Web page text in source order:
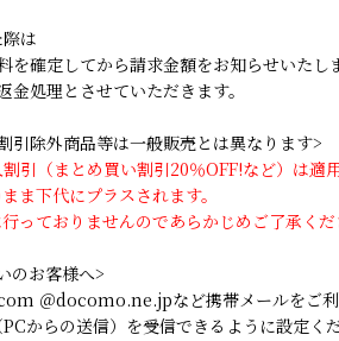
は
確定してから請求金額をお知らせいたしま
処理とさせていただきます。
引除外商品等は一般販売とは異なります>
引（まとめ買い割引20％OFF!など）は適
ま下代にプラスされます。
っておりませんのであらかじめご了承くだ
のお客様へ>
＠docomo.ne.jpなど携帯メールをご利
からの送信）を受信できるように設定くだ